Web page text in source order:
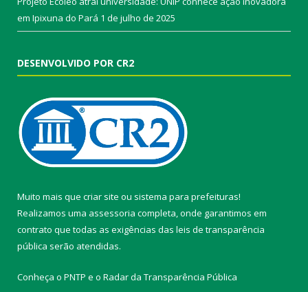
em Ipixuna do Pará 1 de julho de 2025
DESENVOLVIDO POR CR2
Muito mais que criar site ou sistema para prefeituras!
Realizamos uma assessoria completa, onde garantimos em
contrato que todas as exigências das leis de transparência
pública serão atendidas.
Conheça o PNTP e o Radar da Transparência Pública